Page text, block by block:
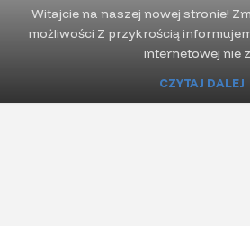
Witajcie na naszej nowej stronie!
możliwości Z przykrością
internetowej nie
CZYTAJ DALEJ